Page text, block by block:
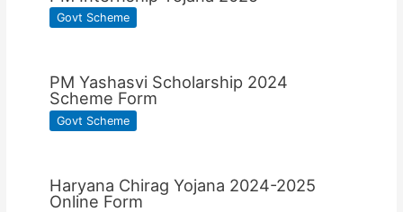
Govt Scheme
PM Yashasvi Scholarship 2024
Scheme Form
Govt Scheme
Haryana Chirag Yojana 2024-2025
Online Form